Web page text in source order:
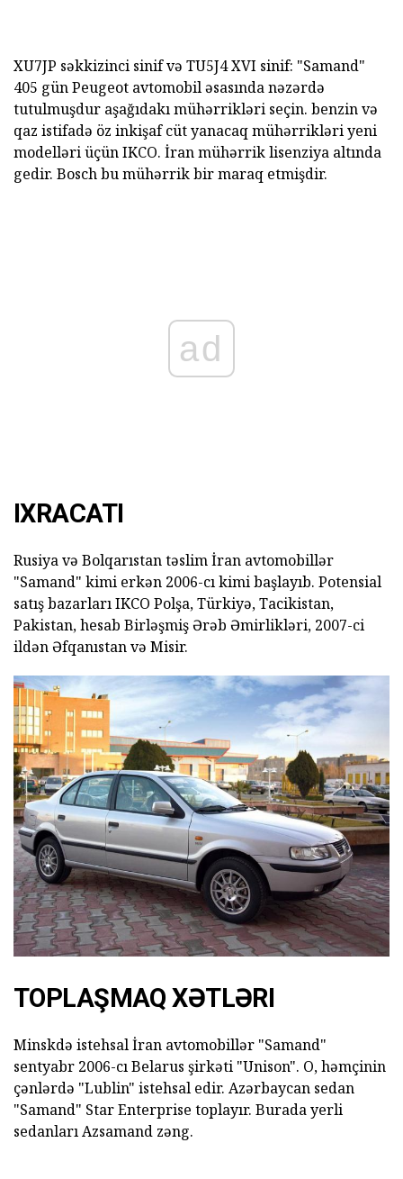
XU7JP səkkizinci sinif və TU5J4 XVI sinif: "Samand"
405 gün Peugeot avtomobil əsasında nəzərdə
tutulmuşdur aşağıdakı mühərrikləri seçin. benzin və
qaz istifadə öz inkişaf cüt yanacaq mühərrikləri yeni
modelləri üçün IKCO. İran mühərrik lisenziya altında
gedir. Bosch bu mühərrik bir maraq etmişdir.
ad
IXRACATI
Rusiya və Bolqarıstan təslim İran avtomobillər
"Samand" kimi erkən 2006-cı kimi başlayıb. Potensial
satış bazarları IKCO Polşa, Türkiyə, Tacikistan,
Pakistan, hesab Birləşmiş Ərəb Əmirlikləri, 2007-ci
ildən Əfqanıstan və Misir.
TOPLAŞMAQ XƏTLƏRI
Minskdə istehsal İran avtomobillər "Samand"
sentyabr 2006-cı Belarus şirkəti "Unison". O, həmçinin
çənlərdə "Lublin" istehsal edir. Azərbaycan sedan
"Samand" Star Enterprise toplayır. Burada yerli
sedanları Azsamand zəng.